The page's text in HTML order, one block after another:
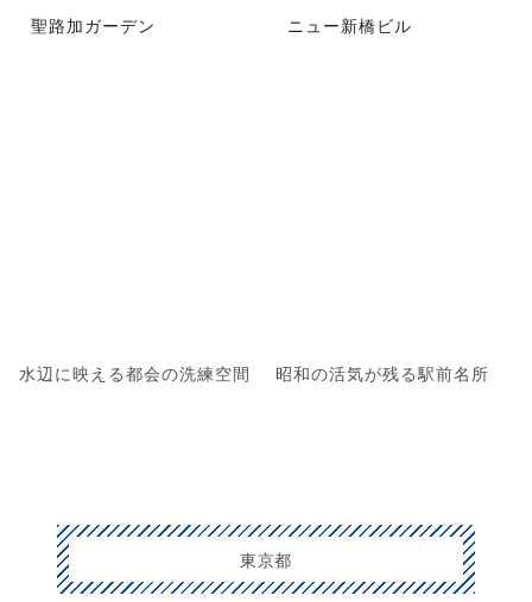
聖路加ガーデン
水辺に映える都会の洗練空間
ニュー新橋ビル
昭和の活気が残る駅前名所
東京都